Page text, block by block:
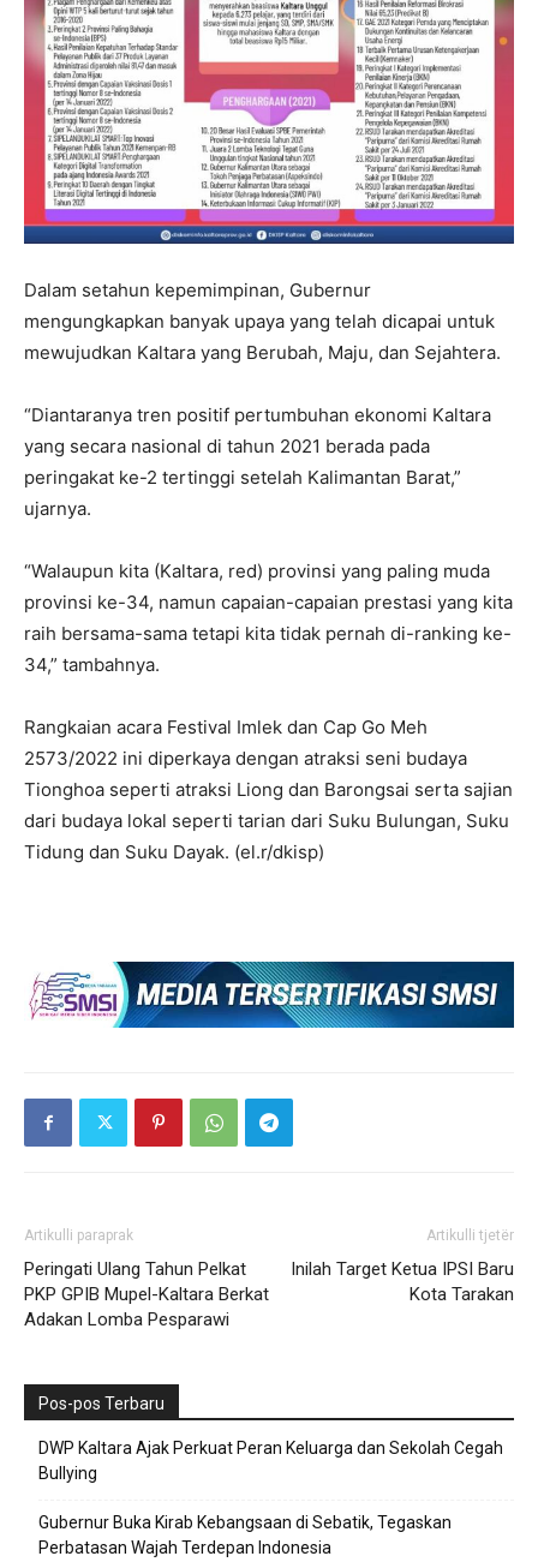
Dalam setahun kepemimpinan, Gubernur
mengungkapkan banyak upaya yang telah dicapai untuk
mewujudkan Kaltara yang Berubah, Maju, dan Sejahtera.
“Diantaranya tren positif pertumbuhan ekonomi Kaltara
yang secara nasional di tahun 2021 berada pada
peringakat ke-2 tertinggi setelah Kalimantan Barat,”
ujarnya.
“Walaupun kita (Kaltara, red) provinsi yang paling muda
provinsi ke-34, namun capaian-capaian prestasi yang kita
raih bersama-sama tetapi kita tidak pernah di-ranking ke-
34,” tambahnya.
Rangkaian acara Festival Imlek dan Cap Go Meh
2573/2022 ini diperkaya dengan atraksi seni budaya
Tionghoa seperti atraksi Liong dan Barongsai serta sajian
dari budaya lokal seperti tarian dari Suku Bulungan, Suku
Tidung dan Suku Dayak. (el.r/dkisp)
Artikulli paraprak
Peringati Ulang Tahun Pelkat
PKP GPIB Mupel-Kaltara Berkat
Adakan Lomba Pesparawi
Artikulli tjetër
Inilah Target Ketua IPSI Baru
Kota Tarakan
Pos-pos Terbaru
DWP Kaltara Ajak Perkuat Peran Keluarga dan Sekolah Cegah
Bullying
Gubernur Buka Kirab Kebangsaan di Sebatik, Tegaskan
Perbatasan Wajah Terdepan Indonesia